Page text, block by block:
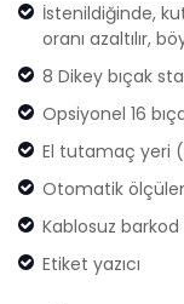
İstenildiğinde,
oranı azaltılır,
8 Dikey bıçak
Opsiyonel 16
El tutamaç yeri
Otomatik
Kablosuz
Etiket yazıcı